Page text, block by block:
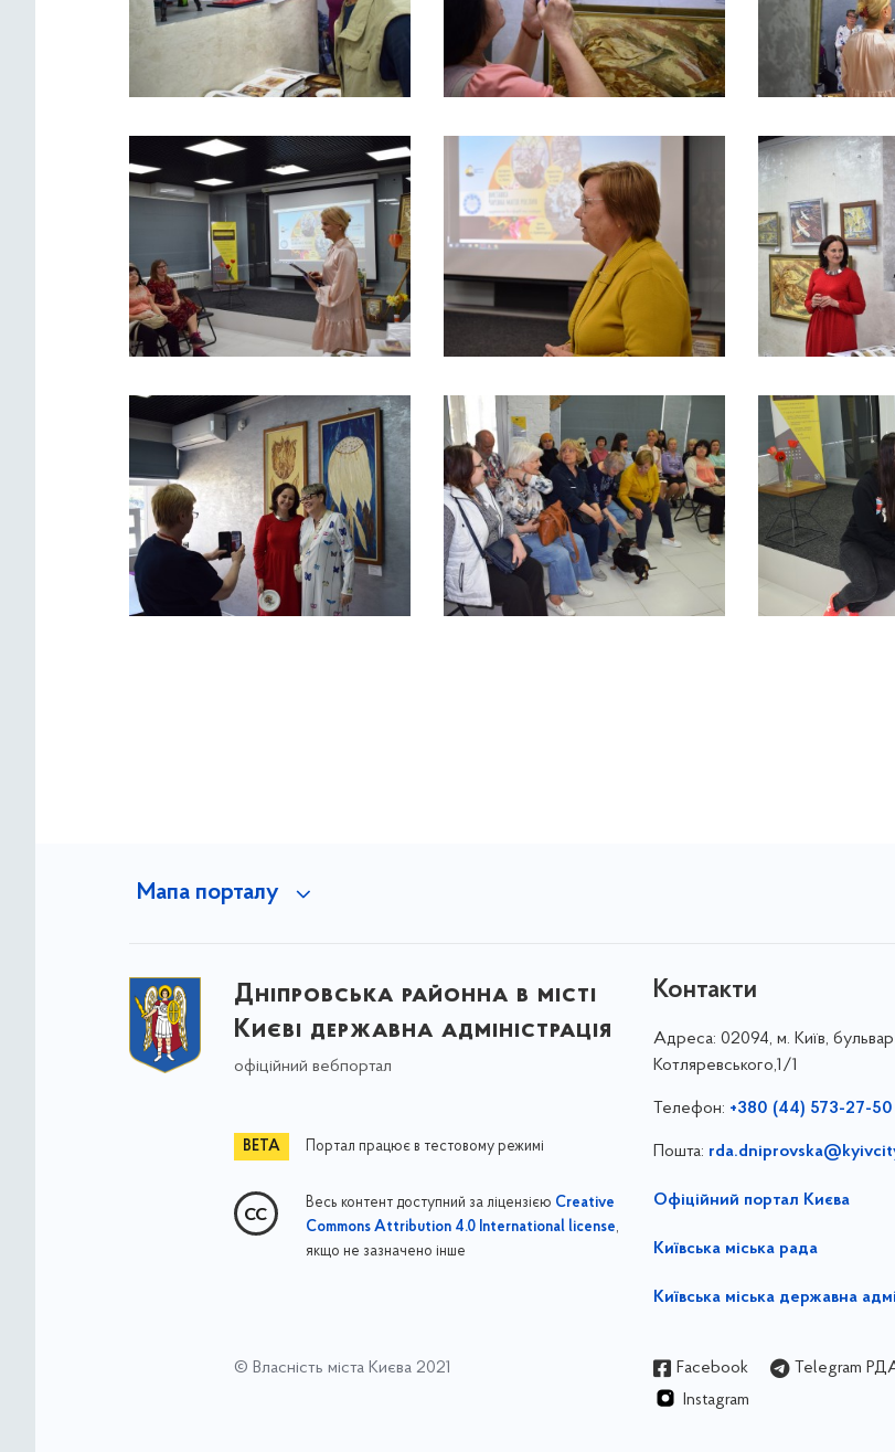
Мапа порталу
Дніпровська районна в місті
Києві державна адміністрація
офіційний вебпортал
Портал працює в тестовому режимі
Весь контент доступний за ліцензією Creative
Commons Attribution 4.0 International license,
якщо не зазначено інше
Контакти
Адреса: 02094, м. Київ, бульвар
Котляревського,1/1
Телефон: +380 (44) 573-27-50
Пошта:
Офіційний портал Києва
Київська міська рада
Київська міська державна
© Власність міста Києва 2021 Facebook Telegram
Instagram